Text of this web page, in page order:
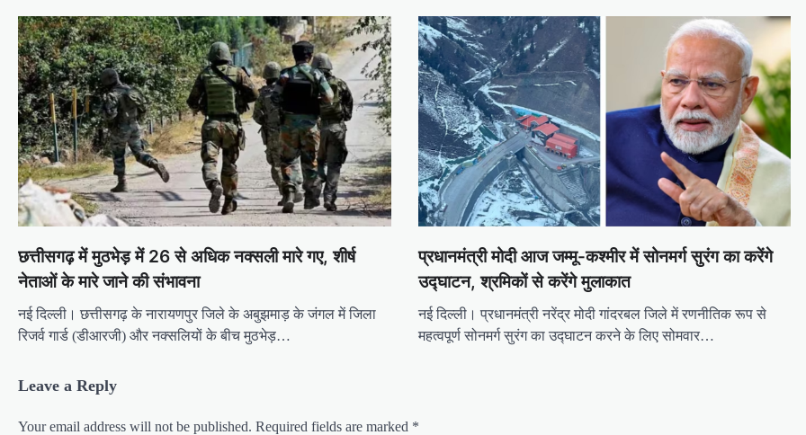
छत्तीसगढ़ में मुठभेड़ में 26 से अधिक नक्सली मारे गए, शीर्ष
नेताओं के मारे जाने की संभावना
नई दिल्ली। छत्तीसगढ़ के नारायणपुर जिले के अबुझमाड़ के जंगल में जिला
रिजर्व गार्ड (डीआरजी) और नक्सलियों के बीच मुठभेड़…
प्रधानमंत्री मोदी आज जम्मू-कश्मीर में सोनमर्ग सुरंग का करेंगे
उद्घाटन, श्रमिकों से करेंगे मुलाकात
नई दिल्ली। प्रधानमंत्री नरेंद्र मोदी गांदरबल जिले में रणनीतिक रूप से
महत्वपूर्ण सोनमर्ग सुरंग का उद्घाटन करने के लिए सोमवार…
Leave a Reply
Your email address will not be published. Required fields are marked *